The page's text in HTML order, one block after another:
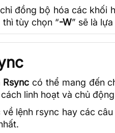
đồng bộ hóa các
tùy chọn “-W” sẽ là
Rsync có thể mang đến
linh hoạt và chủ
lệnh rsync hay các